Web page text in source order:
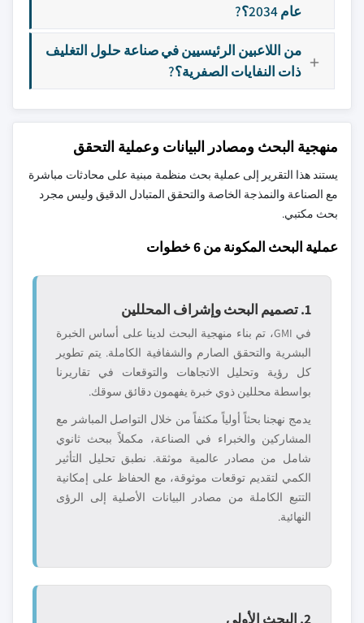
عام 2034؟?
من اللاعبين الرئيسيين في صناعة حلول التغليف
ذات النفايات الصفرية؟?
منهجية البحث ومصادر البيانات وعملية التحقق
يستند هذا التقرير إلى عملية بحث منظمة مبنية على محادثات مباشرة
مع الصناعة والنمذجة الخاصة والتحقق المتبادل الدقيق وليس مجرد
بحث مكتبي.
عملية البحث المكونة من 6 خطوات
1. تصميم البحث وإشراف المحللين
في GMI، تم بناء منهجية البحث لدينا على أساس الخبرة
البشرية والتحقق الصارم والشفافية الكاملة. يتم تطوير
كل رؤية وتحليل الاتجاهات والتوقعات في تقاريرنا
بواسطة محللين ذوي خبرة يفهمون دقائق سوقك.
يدمج نهجنا بحثاً أولياً مكثفاً من خلال التواصل المباشر مع
المشاركين والخبراء في الصناعة، مكملاً ببحث ثانوي
شامل من مصادر عالمية موثقة. نطبق تحليل التأثير
الكمي لتقديم توقعات موثوقة، مع الحفاظ على إمكانية
التتبع الكاملة من مصادر البيانات الأصلية إلى الرؤى
النهائية.
2. البحث الأولي